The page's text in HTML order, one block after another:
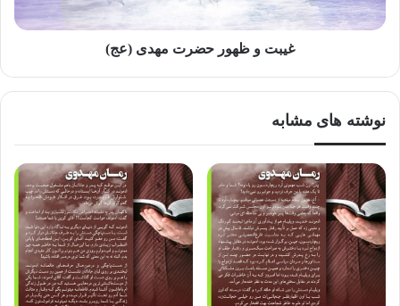
در بی‌خبری از وجود چنین لحظه‌ای دردناک سپری کرده بودند،
حسرت روزهای رفته، حسرتِ ای‌کاش‌هایی که دیگر فکر کردن به
آن‌ها جزئی از وجود هر دوی‌شان شده بود.
خوبی داشته باشد، هیچ‌گاه نمی‌تواند در مقابل خوبی‌ها و فطرت
پاک انسانی سر تعظیم فرود نیاورد و از کنار دوستی، گذشت و
مهربانی بی‌تفاوت عبور کند. این قانون در مورد آرتور مردل هم
اتفاق افتاده بود و با همه خودپسندی‌ها، خودخواهی و لذت‌جویی‌ها
غیبت و ظهور حضرت مهدی (عج)
نوشته های مشابه